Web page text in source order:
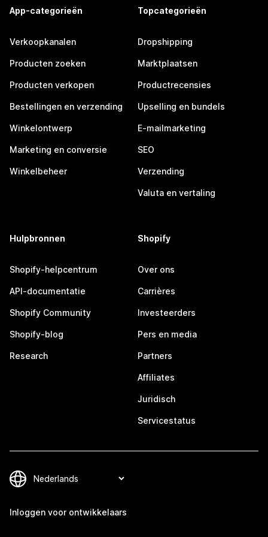
App-categorieën
Verkoopkanalen
Producten zoeken
Producten verkopen
Bestellingen en verzending
Winkelontwerp
Marketing en conversie
Winkelbeheer
Topcategorieën
Dropshipping
Marktplaatsen
Productrecensies
Upselling en bundels
E-mailmarketing
SEO
Verzending
Valuta en vertaling
Hulpbronnen
Shopify-helpcentrum
API-documentatie
Shopify Community
Shopify-blog
Research
Shopify
Over ons
Carrières
Investeerders
Pers en media
Partners
Affiliates
Juridisch
Servicestatus
Inloggen voor ontwikkelaars